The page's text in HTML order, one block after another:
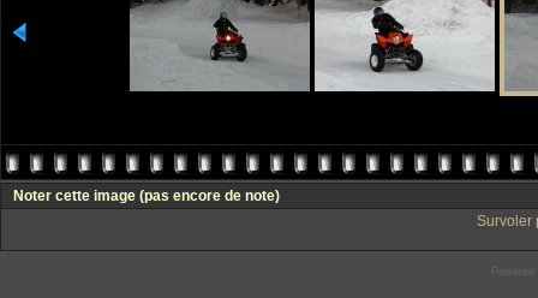
Noter cette image (pas encore de note)
Survoler